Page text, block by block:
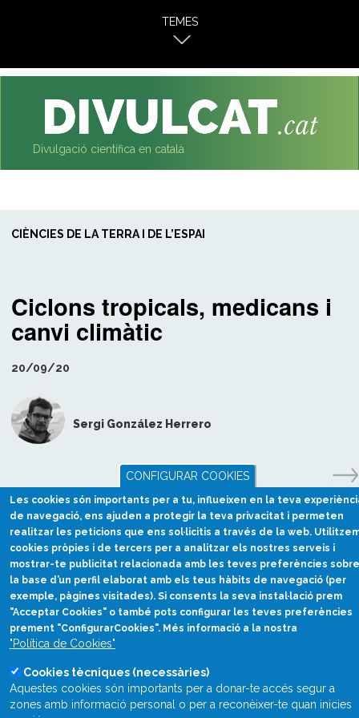
TEMES
Divulgació científica en català
CIÈNCIES DE LA TERRA I DE L’ESPAI
Ciclons tropicals, medicans i
canvi climàtic
20/09/20
Sergi González Herrero
divulcat@divulcat.cat
(+34) 934 120 030
CONFIGURAR COOKIES
Les cookies són importants per a tu, influeixen en la teva
de navegació, ens ajuden a protegir la teva privacitat i permeten
realitzar les peticions que ens sol·licitis a través de la web.
cookies pròpies i de tercers per a analitzar els nostres serveis i
mostrar-te publicitat relacionada amb les teves preferències sobre
la base d’un perfil elaborat amb els teus hàbits de navegació (per
exemple, pàgines visitades). Si consents la seva instal·lació prem
"Acceptar Cookies" o també pots configurar les teves preferències
prement "ConfigurarCookies". Més informació a la nostra
"Política de Cookies"
Cookies tècniques (necessàries)
Aquestes cookies són importants per a donar-te accés segur a
zones amb informació personal o per a reconèixer-te quan inicies